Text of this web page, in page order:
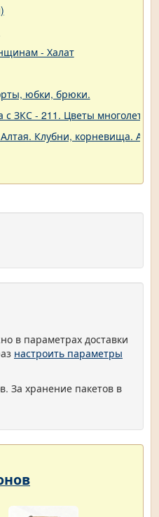
- Халат
юбки, брюки.
ЗКС - 211. Цветы
Клубни, корневища.
в параметрах доставки
настроить параметры
За хранение пакетов в